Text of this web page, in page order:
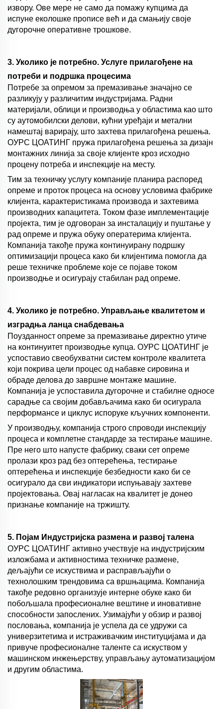
извору. Ове мере не само да помажу купцима да
испуне еколошке прописе већ и да смањију своје
дугорочне оперативне трошкове.
3. Уколико је потребно. Услуге прилагођене на
потреби и подршка процесима
Потребе за опремом за премазивање значајно се
разликују у различитим индустријама. Радни
материјали, облици и производња у областима као што
су аутомобилски делови, кућни уређаји и метални
намештај варирају, што захтева прилагођена решења.
ОУРС ЦОАТИНГ пружа прилагођена решења за дизајн
монтажних линија за своје клијенте кроз исходно
процену потреба и инспекције на месту.
Тим за техничку услугу компаније планира распоред
опреме и проток процеса на основу условима фабрике
клијента, карактеристикама производа и захтевима
производних капацитета. Током фазе имплементације
пројекта, тим је одговоран за инсталацију и пуштање у
рад опреме и пружа обуку оператерима клијента.
Компанија такође пружа континуирану подршку
оптимизацији процеса како би клијентима помогла да
реше техничке проблеме које се појаве током
производње и осигурају стабилан рад опреме.
4. Уколико је потребно. Управљање квалитетом и
изградња ланца снабдевања
Поузданност опреме за премазивање директно утиче
на континуитет производње купца. ОУРС ЦОАТИНГ је
успоставио свеобухватни систем контроле квалитета
који покрива цели процес од набавке сировина и
обраде делова до завршне монтаже машине.
Компанија је успоставила дугорочне и стабилне односе
сарадње са својим добављачима како би осигурала
перформансе и циклус испоруке кључних компоненти.
У производњу, компанија строго спроводи инспекцију
процеса и комплетне стандарде за тестирање машине.
Пре него што напусте фабрику, сваки сет опреме
пролази кроз рад без оптерећења, тестирање
оптерећења и инспекције безбедности како би се
осигурало да сви индикатори испуњавају захтеве
пројектовања. Овај нагласак на квалитет је донео
признање компаније на тржишту.
5. Појам Индустријска размена и развој талена
ОУРС ЦОАТИНГ активно учествује на индустријским
изложбама и активностима техничке размене,
дељајући се искуствима и расправљајући о
технолошким трендовима са вршњацима. Компанија
такође редовно организује интерне обуке како би
побољшала професионалне вештине и иновативне
способности запослених. Узимајући у обзир и развој
пословања, компанија је успела да се удружи са
универзитетима и истраживачким институцијама и да
привуче професионалне таленте са искуством у
машинском инжењерству, управљању аутоматизацијом
и другим областима.